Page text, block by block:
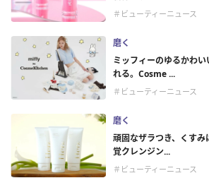
＃ビューティーニュース
磨く
ミッフィーのゆるかわ
れる。Cosme ...
＃ビューティーニュース
磨く
頑固なザラつき、くす
覚クレンジン...
＃ビューティーニュース